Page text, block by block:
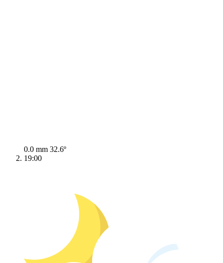
0.0 mm 32.6º
19:00